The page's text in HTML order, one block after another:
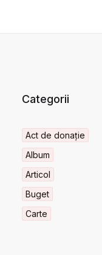
Categorii
Act de donație
Album
Articol
Buget
Carte